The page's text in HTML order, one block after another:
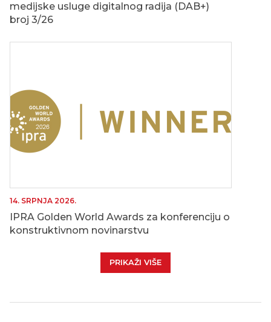
medijske usluge digitalnog radija (DAB+)
broj 3/26
14. SRPNJA 2026.
IPRA Golden World Awards za konferenciju o
konstruktivnom novinarstvu
PRIKAŽI VIŠE